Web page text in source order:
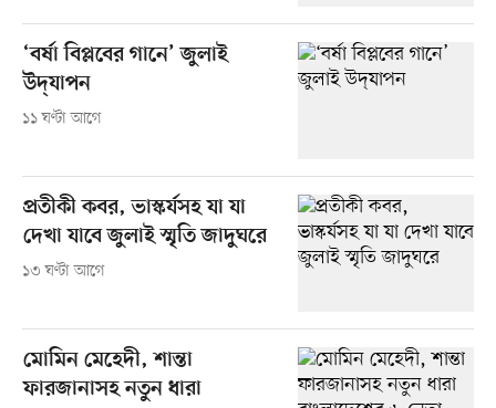
‘বর্ষা বিপ্লবের গানে’ জুলাই
উদ্‌যাপন
১১ ঘণ্টা আগে
প্রতীকী কবর, ভাস্কর্যসহ যা যা
দেখা যাবে জুলাই স্মৃতি জাদুঘরে
১৩ ঘণ্টা আগে
মোমিন মেহেদী, শান্তা
ফারজানাসহ নতুন ধারা